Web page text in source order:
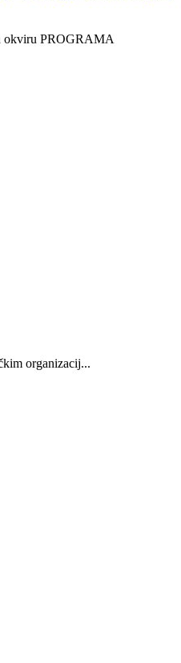
okviru PROGRAMA
organizacij...